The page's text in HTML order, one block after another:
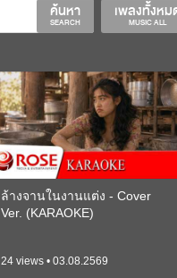
เพลงทั้งหม
MUSIC ALL
ค้นหา
SEARCH
ล้างจานในงานแต่ง - Cover
Ver. (KARAOKE)
24 views • 03.08.2569